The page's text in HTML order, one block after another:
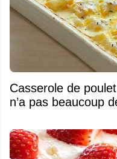
Casserole de
n’a pas beaucoup